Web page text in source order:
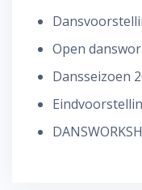
Open
Dansseizoen